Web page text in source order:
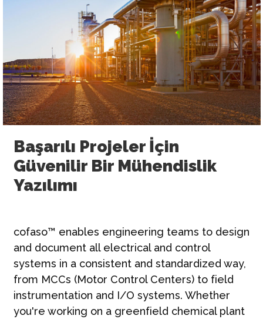
Başarılı Projeler İçin
Güvenilir Bir Mühendislik
Yazılımı
cofaso™ enables engineering teams to design
and document all electrical and control
systems in a consistent and standardized way,
from MCCs (Motor Control Centers) to field
instrumentation and I/O systems. Whether
you're working on a greenfield chemical plant